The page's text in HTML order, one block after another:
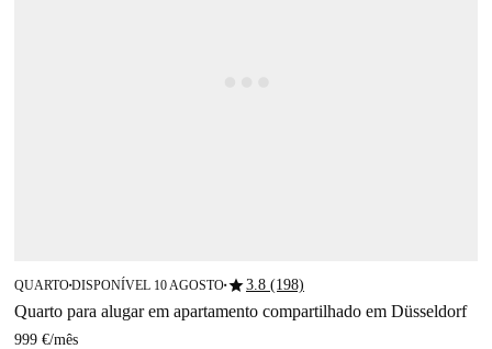
QUARTO■DISPONÍVEL 10 AGOSTO■star3.8 (198)
Quarto para alugar em apartamento compartilhado em Düsseldorf
999 €/mês